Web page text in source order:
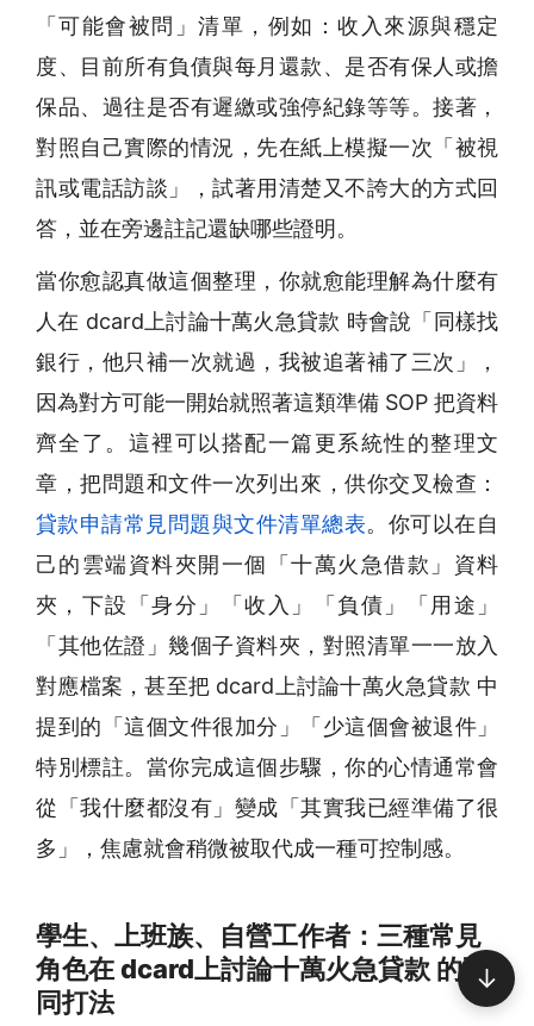
「可能會被問」清單，例如：收入來源與穩定
度、目前所有負債與每月還款、是否有保人或擔
保品、過往是否有遲繳或強停紀錄等等。接著，
對照自己實際的情況，先在紙上模擬一次「被視
訊或電話訪談」，試著用清楚又不誇大的方式回
答，並在旁邊註記還缺哪些證明。
當你愈認真做這個整理，你就愈能理解為什麼有
人在 dcard上討論十萬火急貸款 時會說「同樣找
銀行，他只補一次就過，我被追著補了三次」，
因為對方可能一開始就照著這類準備 SOP 把資料
齊全了。這裡可以搭配一篇更系統性的整理文
章，把問題和文件一次列出來，供你交叉檢查：
貸款申請常見問題與文件清單總表。你可以在自
己的雲端資料夾開一個「十萬火急借款」資料
夾，下設「身分」「收入」「負債」「用途」
「其他佐證」幾個子資料夾，對照清單一一放入
對應檔案，甚至把 dcard上討論十萬火急貸款 中
提到的「這個文件很加分」「少這個會被退件」
特別標註。當你完成這個步驟，你的心情通常會
從「我什麼都沒有」變成「其實我已經準備了很
多」，焦慮就會稍微被取代成一種可控制感。
學生、上班族、自營工作者：三種常見
角色在 dcard上討論十萬火急貸款 的不
同打法
↓